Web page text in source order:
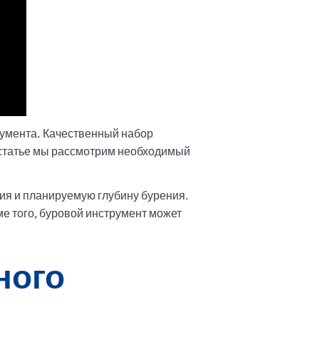
Качественный набор
мы рассмотрим необходимый
и планируемую глубину бурения.
того, буровой инструмент может